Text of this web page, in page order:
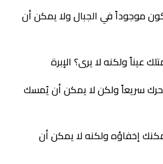
موجوداً في الجبال ولا يمكن أن
عيناً ولكنه لا يرى؟ الإبرة
سريعاً ولكن لا يمكن أن يُمسك
إخفاؤه ولكنه لا يمكن أن